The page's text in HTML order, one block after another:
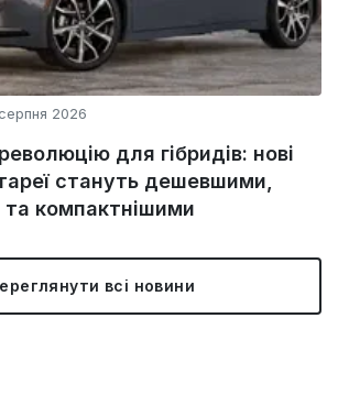
2026
для гібридів: нові
стануть дешевшими,
компактнішими
всі новини